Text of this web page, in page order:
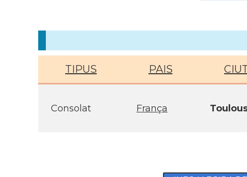
TIPUS PAIS
Consolat França